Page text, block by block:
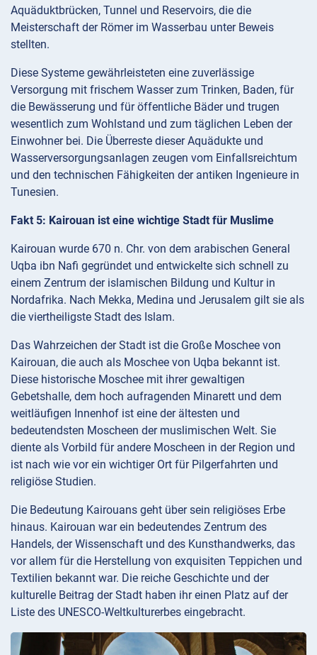
Aquäduktbrücken, Tunnel und Reservoirs, die die
Meisterschaft der Römer im Wasserbau unter Beweis
stellten.
Diese Systeme gewährleisteten eine zuverlässige
Versorgung mit frischem Wasser zum Trinken, Baden, für
die Bewässerung und für öffentliche Bäder und trugen
wesentlich zum Wohlstand und zum täglichen Leben der
Einwohner bei. Die Überreste dieser Aquädukte und
Wasserversorgungsanlagen zeugen vom Einfallsreichtum
und den technischen Fähigkeiten der antiken Ingenieure in
Tunesien.
Fakt 5: Kairouan ist eine wichtige Stadt für Muslime
Kairouan wurde 670 n. Chr. von dem arabischen General
Uqba ibn Nafi gegründet und entwickelte sich schnell zu
einem Zentrum der islamischen Bildung und Kultur in
Nordafrika. Nach Mekka, Medina und Jerusalem gilt sie als
die viertheiligste Stadt des Islam.
Das Wahrzeichen der Stadt ist die Große Moschee von
Kairouan, die auch als Moschee von Uqba bekannt ist.
Diese historische Moschee mit ihrer gewaltigen
Gebetshalle, dem hoch aufragenden Minarett und dem
weitläufigen Innenhof ist eine der ältesten und
bedeutendsten Moscheen der muslimischen Welt. Sie
diente als Vorbild für andere Moscheen in der Region und
ist nach wie vor ein wichtiger Ort für Pilgerfahrten und
religiöse Studien.
Die Bedeutung Kairouans geht über sein religiöses Erbe
hinaus. Kairouan war ein bedeutendes Zentrum des
Handels, der Wissenschaft und des Kunsthandwerks, das
vor allem für die Herstellung von exquisiten Teppichen und
Textilien bekannt war. Die reiche Geschichte und der
kulturelle Beitrag der Stadt haben ihr einen Platz auf der
Liste des UNESCO-Weltkulturerbes eingebracht.